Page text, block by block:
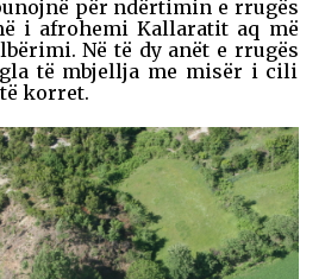
për ndërtimin e rrugës
i afrohemi Kallaratit aq më
Në të dy anët e rrugës
të mbjellja me misër i cili
korret.